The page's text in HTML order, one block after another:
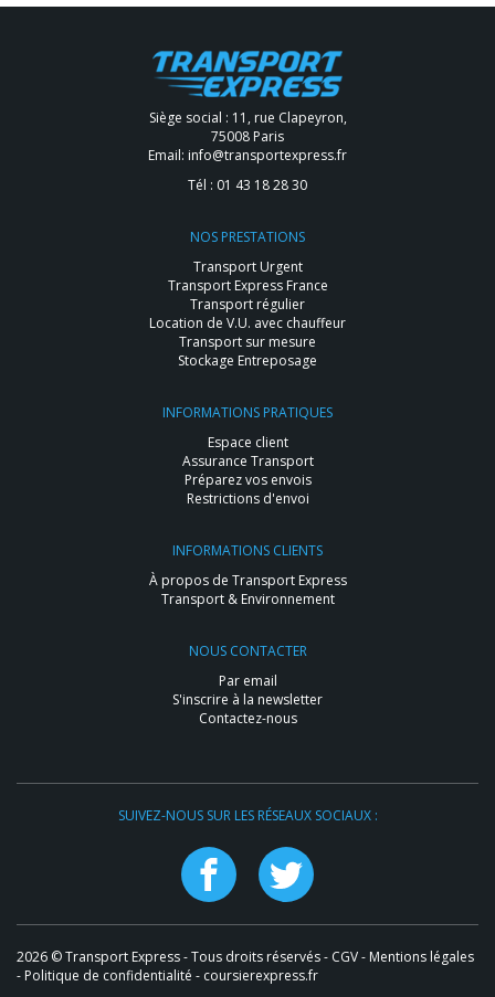
Siège social : 11, rue Clapeyron,
75008 Paris
Email: info@transportexpress.fr
Tél : 01 43 18 28 30
NOS PRESTATIONS
Transport Urgent
Transport Express France
Transport régulier
Location de V.U. avec chauffeur
Transport sur mesure
Stockage Entreposage
INFORMATIONS PRATIQUES
Espace client
Assurance Transport
Préparez vos envois
Restrictions d'envoi
INFORMATIONS CLIENTS
À propos de Transport Express
Transport & Environnement
NOUS CONTACTER
Par email
S'inscrire à la newsletter
Contactez-nous
SUIVEZ-NOUS SUR LES RÉSEAUX SOCIAUX :
2026 © Transport Express - Tous droits réservés - CGV- Mentions légales
- Politique de confidentialité - coursierexpress.fr